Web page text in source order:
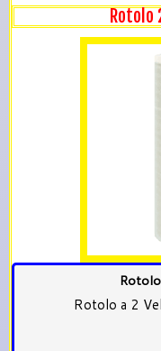
Rotolo
Rotolo a 2